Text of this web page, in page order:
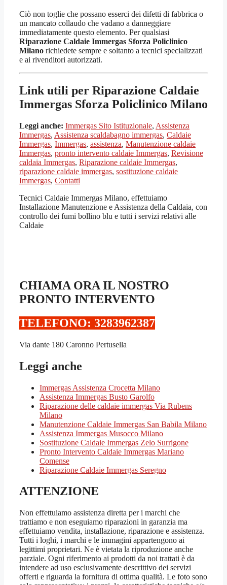
Ciò non toglie che possano esserci dei difetti di fabbrica o
un mancato collaudo che vadano a danneggiare
immediatamente questo elemento. Per qualsiasi
Riparazione Caldaie Immergas Sforza Policlinico
Milano richiedete sempre e soltanto a tecnici specializzati
e ai rivenditori autorizzati.
Link utili per Riparazione Caldaie
Immergas Sforza Policlinico Milano
Leggi anche: Immergas Sito Istituzionale, Assistenza
Immergas, Assistenza scaldabagno immergas, Caldaie
Immergas, Immergas, assistenza, Manutenzione caldaie
Immergas, pronto intervento caldaie Immergas, Revisione
caldaia Immergas, Riparazione caldaie Immergas,
riparazione caldaie immergas, sostituzione caldaie
Immergas, Contatti
Tecnici Caldaie Immergas Milano, effettuiamo
Installazione Manutenzione e Assistenza della Caldaia, con
controllo dei fumi bollino blu e tutti i servizi relativi alle
Caldaie
CHIAMA ORA IL NOSTRO
PRONTO INTERVENTO
TELEFONO: 3283962387‬
Via dante 180 Caronno Pertusella
Leggi anche
Immergas Assistenza Crocetta Milano
Assistenza Immergas Busto Garolfo
Riparazione delle caldaie immergas Via Rubens
Milano
Manutenzione Caldaie Immergas San Babila Milano
Assistenza Immergas Musocco Milano
Sostituzione Caldaie Immergas Zelo Surrigone
Pronto Intervento Caldaie Immergas Mariano
Comense
Riparazione Caldaie Immergas Seregno
ATTENZIONE
Non effettuiamo assistenza diretta per i marchi che
trattiamo e non eseguiamo riparazioni in garanzia ma
effettuiamo vendita, installazione, riparazione e assistenza.
Tutti i loghi, i marchi e le immagini appartengono ai
legittimi proprietari. Ne è vietata la riproduzione anche
parziale. Ogni riferimento ai prodotti da noi trattati è da
intendere ad uso esclusivamente descrittivo dei servizi
offerti e riguarda la fornitura di ottima qualità. Le foto sono